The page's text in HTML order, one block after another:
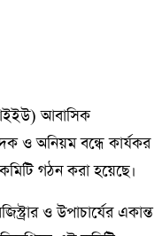
আবাসিক
ও অনিয়ম বন্ধে কার্যকর
গঠন করা হয়েছে।
ও উপাচার্যের একান্ত